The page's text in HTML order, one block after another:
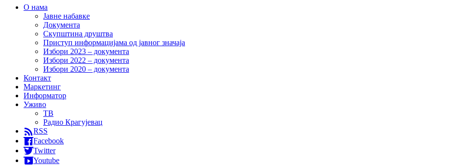
О нама
Јавне набавке
Документа
Скупштина друштва
Приступ информацијама од јавног значаја
Избори 2023 – документа
Избори 2022 – документа
Избори 2020 – документа
Контакт
Маркетинг
Информатор
Уживо
ТВ
Радио Крагујевац
RSS
Facebook
Twitter
Youtube